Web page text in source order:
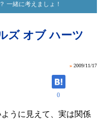
一緒に考えましょ！
ズ オブ ハーツ
» 2009/11/17
0
うに見えて、実は関係